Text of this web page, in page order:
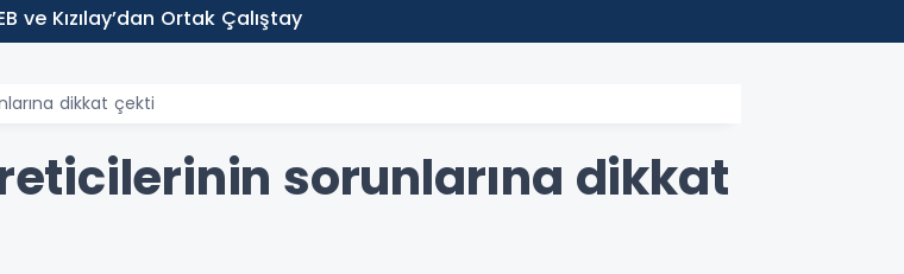
09:35 İzmit Belediyesi’nden Muhtarlara Doğum Günü Ziyareti
dikkat çekti
sorunlarına dikkat